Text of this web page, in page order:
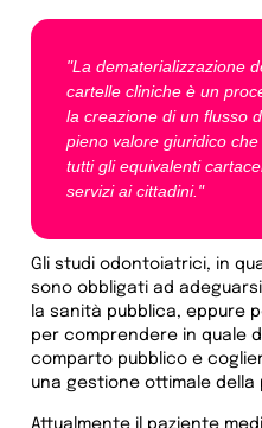
"La dematerializzazione
cartelle cliniche è un
la creazione di un flusso
pieno valore giuridico
tutti gli equivalenti
servizi ai cittadini."
Gli studi odontoiatrici, in
sono obbligati ad
la sanità pubblica, eppure
per comprendere in quale
comparto pubblico e
una gestione ottimale della
Attualmente il paziente